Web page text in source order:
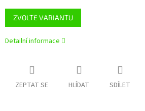
ZVOLTE VARIANTU
Detailní informace
ZEPTAT SE HLÍDAT SDÍLET